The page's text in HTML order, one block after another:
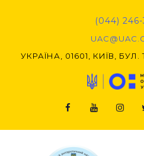
(044)
УКРАЇНА, 01601, КИЇВ,